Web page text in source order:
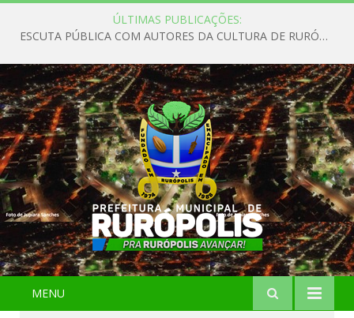
ÚLTIMAS PUBLICAÇÕES:
ESCUTA PÚBLICA COM AUTORES DA CULTURA DE RURÓPOLIS
MENU